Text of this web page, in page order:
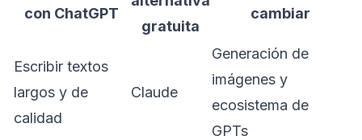
con ChatGPT
gratuita
cambiar
Escribir textos
largos y de
calidad
Claude
Generación de
imágenes y
ecosistema de
GPTs